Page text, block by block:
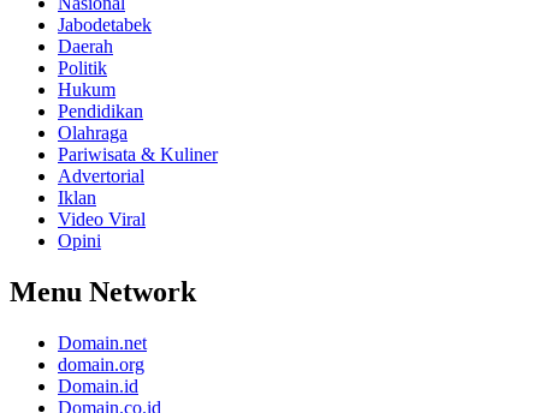
Jabodetabek
Daerah
Politik
Hukum
Pendidikan
Olahraga
Pariwisata & Kuliner
Advertorial
Iklan
Video Viral
Opini
Menu Network
Domain.net
domain.org
Domain.id
Domain.co.id